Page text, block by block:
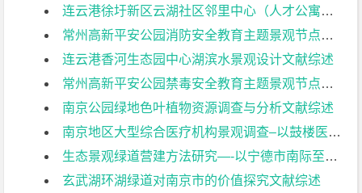
连云港徐圩新区云湖社区邻里中心（人才公寓二期）海绵城市与雨水景观设计——分区B文献综述
常州高新平安公园消防安全教育主题景观节点设计文献综述
连云港香河生态园中心湖滨水景观设计文献综述
常州高新平安公园禁毒安全教育主题景观节点设计文献综述
南京公园绿地色叶植物资源调查与分析文献综述
南京地区大型综合医疗机构景观调查–以鼓楼医院为例文献综述
生态景观绿道营建方法研究—-以宁德市南际至焦北段绿道为例文献综述
玄武湖环湖绿道对南京市的价值探究文献综述